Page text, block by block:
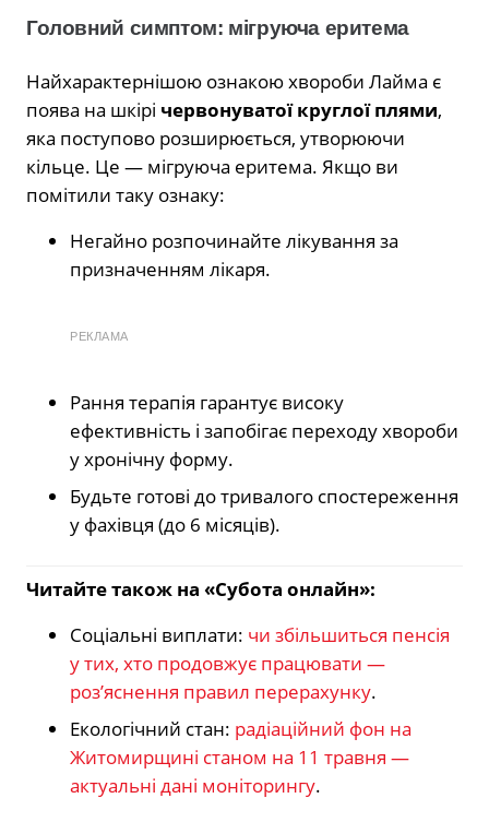
Головний симптом: мігруюча еритема
Найхарактернішою ознакою хвороби Лайма є
поява на шкірі червонуватої круглої плями,
яка поступово розширюється, утворюючи
кільце. Це — мігруюча еритема. Якщо ви
помітили таку ознаку:
Негайно розпочинайте лікування за
призначенням лікаря.
РЕКЛАМА
Рання терапія гарантує високу
ефективність і запобігає переходу хвороби
у хронічну форму.
Будьте готові до тривалого спостереження
у фахівця (до 6 місяців).
Читайте також на «Субота онлайн»:
Соціальні виплати: чи збільшиться пенсія
у тих, хто продовжує працювати —
роз’яснення правил перерахунку.
Екологічний стан: радіаційний фон на
Житомирщині станом на 11 травня —
актуальні дані моніторингу.